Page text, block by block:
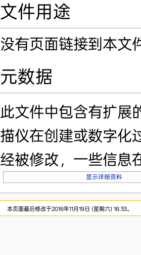
文件用途
没有页面链接到本文
元数据
此文件中包含有扩展
描仪在创建或数字化
经被修改，一些信息
显示详细资料
本页面最后修改于2016年11月19日 (星期六) 16:33。